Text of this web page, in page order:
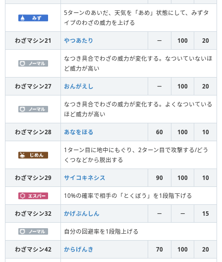
5ターンのあいだ、天気を「あめ」状態にして、みずタ
イプのわざの威力を上げる
わざマシン21 やつあたり － 100 20
なつき具合でわざの威力が変化する。なついていないほ
ど威力が高い
わざマシン27 おんがえし － 100 20
なつき具合でわざの威力が変化する。よくなついている
ほど威力が高い
わざマシン28 あなをほる 60 100 10
1ターン目に地中にもぐり、2ターン目で攻撃する/どう
くつなどから脱出する
わざマシン29 サイコキネシス 90 100 10
10%の確率で相手の「とくぼう」を1段階下げる
わざマシン32 かげぶんしん － － 15
自分の回避率を1段階上げる
わざマシン42 からげんき 70 100 20